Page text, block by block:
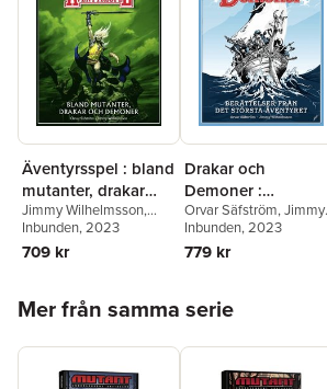
Äventyrsspel : bland
mutanter, drakar
och demoner
Jimmy Wilhelmsson,
Orvar Säfström
Inbunden, 2023
709 kr
Drakar och
Demoner :
berättelser från det
största äventyret
Orvar Säfström,Jimmy
Wilhelmsson
Inbunden, 2023
779 kr
Mer från samma serie